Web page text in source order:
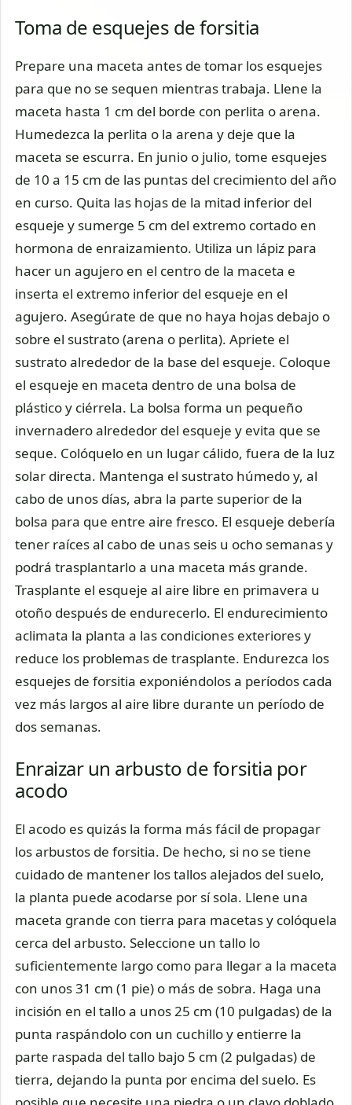
Toma de esquejes de forsitia
Prepare una maceta antes de tomar los esquejes
para que no se sequen mientras trabaja. Llene la
maceta hasta 1 cm del borde con perlita o arena.
Humedezca la perlita o la arena y deje que la
maceta se escurra. En junio o julio, tome esquejes
de 10 a 15 cm de las puntas del crecimiento del año
en curso. Quita las hojas de la mitad inferior del
esqueje y sumerge 5 cm del extremo cortado en
hormona de enraizamiento. Utiliza un lápiz para
hacer un agujero en el centro de la maceta e
inserta el extremo inferior del esqueje en el
agujero. Asegúrate de que no haya hojas debajo o
sobre el sustrato (arena o perlita). Apriete el
sustrato alrededor de la base del esqueje. Coloque
el esqueje en maceta dentro de una bolsa de
plástico y ciérrela. La bolsa forma un pequeño
invernadero alrededor del esqueje y evita que se
seque. Colóquelo en un lugar cálido, fuera de la luz
solar directa. Mantenga el sustrato húmedo y, al
cabo de unos días, abra la parte superior de la
bolsa para que entre aire fresco. El esqueje debería
tener raíces al cabo de unas seis u ocho semanas y
podrá trasplantarlo a una maceta más grande.
Trasplante el esqueje al aire libre en primavera u
otoño después de endurecerlo. El endurecimiento
aclimata la planta a las condiciones exteriores y
reduce los problemas de trasplante. Endurezca los
esquejes de forsitia exponiéndolos a períodos cada
vez más largos al aire libre durante un período de
dos semanas.
Enraizar un arbusto de forsitia por
acodo
El acodo es quizás la forma más fácil de propagar
los arbustos de forsitia. De hecho, si no se tiene
cuidado de mantener los tallos alejados del suelo,
la planta puede acodarse por sí sola. Llene una
maceta grande con tierra para macetas y colóquela
cerca del arbusto. Seleccione un tallo lo
suficientemente largo como para llegar a la maceta
con unos 31 cm (1 pie) o más de sobra. Haga una
incisión en el tallo a unos 25 cm (10 pulgadas) de la
punta raspándolo con un cuchillo y entierre la
parte raspada del tallo bajo 5 cm (2 pulgadas) de
tierra, dejando la punta por encima del suelo. Es